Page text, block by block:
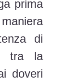
prima
di
tra la
doveri